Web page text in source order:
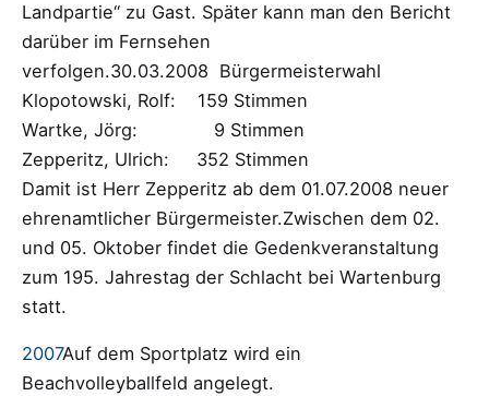
Landpartie“ zu Gast. Später kann man den Bericht
darüber im Fernsehen
verfolgen.30.03.2008 Bürgermeisterwahl
Klopotowski, Rolf: 159 Stimmen
Wartke, Jörg: 9 Stimmen
Zepperitz, Ulrich: 352 Stimmen
Damit ist Herr Zepperitz ab dem 01.07.2008 neuer
ehrenamtlicher Bürgermeister.Zwischen dem 02.
und 05. Oktober findet die Gedenkveranstaltung
zum 195. Jahrestag der Schlacht bei Wartenburg
statt.
2007Auf dem Sportplatz wird ein
Beachvolleyballfeld angelegt.